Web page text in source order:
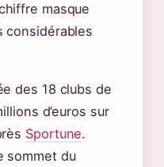
masque
considérables
des 18 clubs de
d’euros sur
Sportune.
sommet du